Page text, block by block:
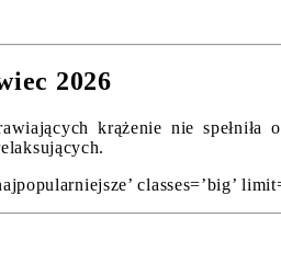
2026
krążenie nie
classes=’big’